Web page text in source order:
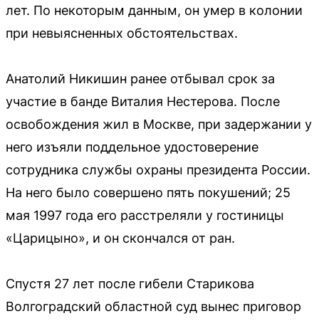
лет. По некоторым данным, он умер в колонии
при невыясненных обстоятельствах.
Анатолий Никишин ранее отбывал срок за
участие в банде Виталия Нестерова. После
освобождения жил в Москве, при задержании у
него изъяли поддельное удостоверение
сотрудника службы охраны президента России.
На него было совершено пять покушений; 25
мая 1997 года его расстреляли у гостиницы
«Царицыно», и он скончался от ран.
Спустя 27 лет после гибели Старикова
Волгоградский областной суд вынес приговор